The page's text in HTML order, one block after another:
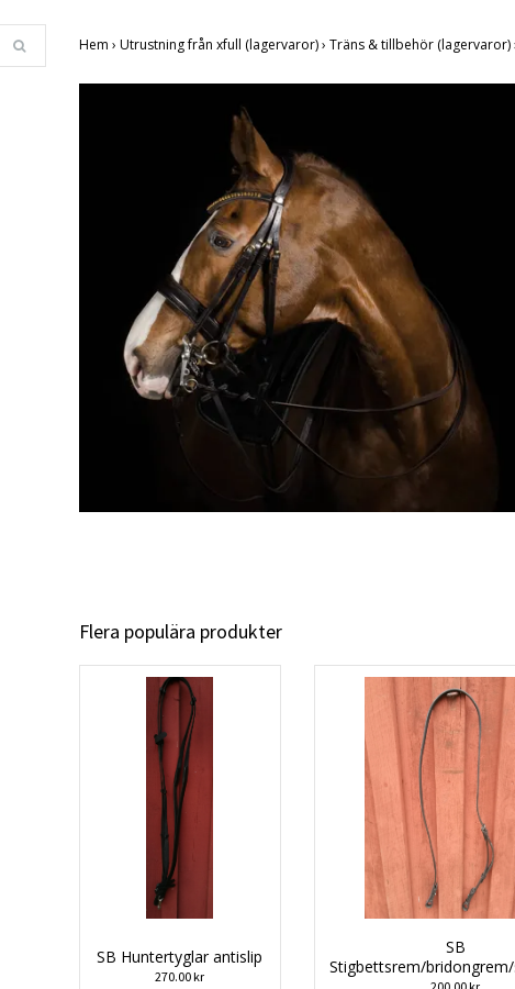
Hem › Utrustning från xfull (lagervaror)› Träns & tillbehör (lagervaror)
Flera populära produkter
SB Huntertyglar antislip
270.00 kr
SB
Stigbettsrem/